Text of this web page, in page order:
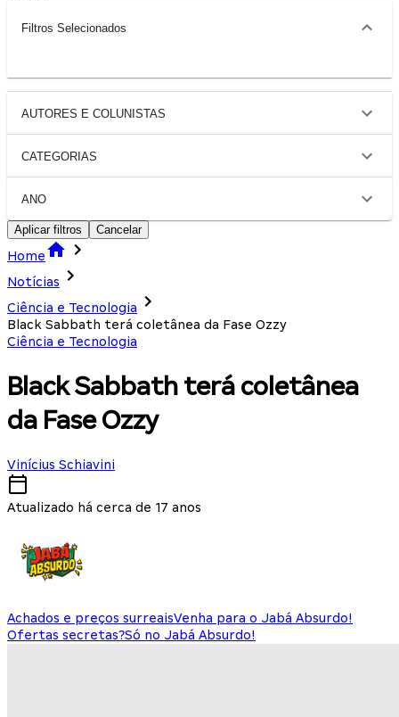
Filtros Selecionados
AUTORES E COLUNISTAS
CATEGORIAS
ANO
Aplicar filtros Cancelar
Home
Notícias
Ciência e Tecnologia
Black Sabbath terá coletânea da Fase Ozzy
Ciência e Tecnologia
Black Sabbath terá coletânea
da Fase Ozzy
Vinícius Schiavini
Atualizado há cerca de 17 anos
Achados e preços surreaisVenha para o Jabá Absurdo!
Ofertas secretas?Só no Jabá Absurdo!